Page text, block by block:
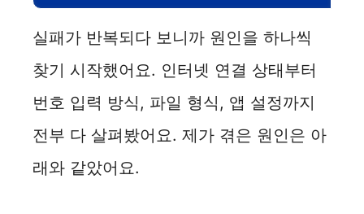
실패가 반복되다 보니까 원인을 하나씩
찾기 시작했어요. 인터넷 연결 상태부터
번호 입력 방식, 파일 형식, 앱 설정까지
전부 다 살펴봤어요. 제가 겪은 원인은 아
래와 같았어요.